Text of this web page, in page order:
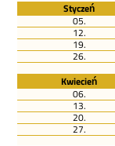
Styczeń
05.
12.
19.
26.
Kwiecień
06.
13.
20.
27.